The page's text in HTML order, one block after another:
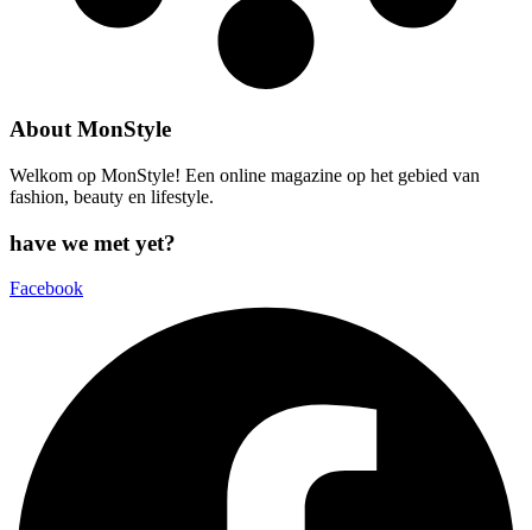
About MonStyle
Welkom op MonStyle! Een online magazine op het gebied van
fashion, beauty en lifestyle.
have we met yet?
Facebook